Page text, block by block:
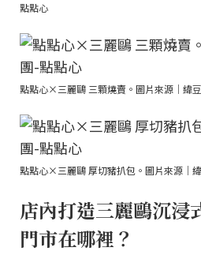
點點心
點點心×三麗鷗 三顆燒賣。圖片來源｜緯
點點心×三麗鷗 厚切豬扒包。圖片來源｜
店內打造三麗鷗沉
門市在哪裡？